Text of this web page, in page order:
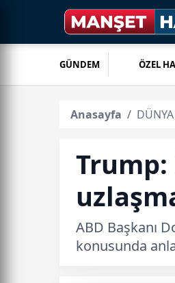
GÜNDEM ÖZEL
Anasayfa DÜNYA
ABD Başkanı
konusunda